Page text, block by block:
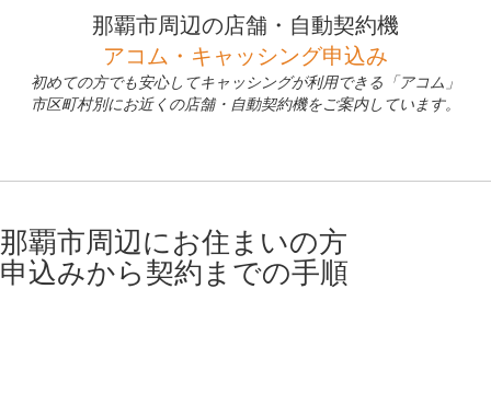
那覇市周辺の店舗・自動契約機
アコム・キャッシング申込み
初めての方でも安心してキャッシングが利用できる「アコム」
市区町村別にお近くの店舗・自動契約機をご案内しています。
那覇市周辺にお住まいの方
申込みから契約までの手順